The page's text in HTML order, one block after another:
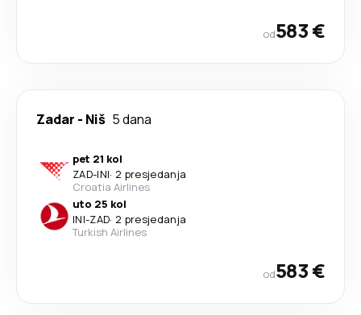
od583 €
Zadar - Niš 5 dana
pet 21 kol
ZAD-INI· 2 presjedanja
Croatia Airlines
uto 25 kol
INI-ZAD· 2 presjedanja
Turkish Airlines
od583 €